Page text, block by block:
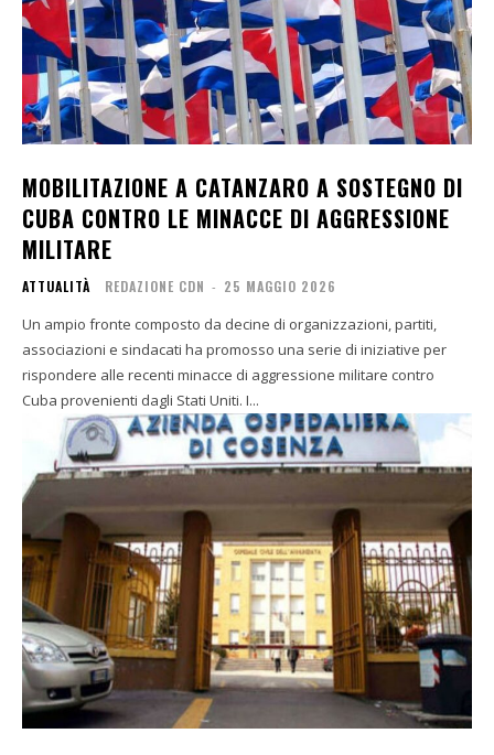
MOBILITAZIONE A CATANZARO A SOSTEGNO DI
CUBA CONTRO LE MINACCE DI AGGRESSIONE
MILITARE
ATTUALITÀ REDAZIONE CDN - 25 MAGGIO 2026
Un ampio fronte composto da decine di organizzazioni, partiti,
associazioni e sindacati ha promosso una serie di iniziative per
rispondere alle recenti minacce di aggressione militare contro
Cuba provenienti dagli Stati Uniti. I...